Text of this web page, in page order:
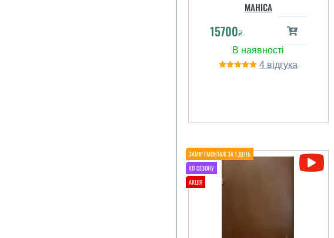
останні двері, бо кажуть
можуть зробить, в
субботу останнім
вагоном вскочили, двері
МАНІСА
15700₴
4